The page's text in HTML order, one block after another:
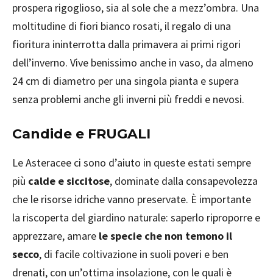
prospera rigoglioso, sia al sole che a mezz’ombra. Una
moltitudine di fiori bianco rosati, il regalo di una
fioritura ininterrotta dalla primavera ai primi rigori
dell’inverno. Vive benissimo anche in vaso, da almeno
24 cm di diametro per una singola pianta e supera
senza problemi anche gli inverni più freddi e nevosi.
Candide e FRUGALI
Le Asteracee ci sono d’aiuto in queste estati sempre
più calde e siccitose, dominate dalla consapevolezza
che le risorse idriche vanno preservate. È importante
la riscoperta del giardino naturale: saperlo riproporre e
apprezzare, amare le specie che non temono il
secco, di facile coltivazione in suoli poveri e ben
drenati, con un’ottima insolazione, con le quali è